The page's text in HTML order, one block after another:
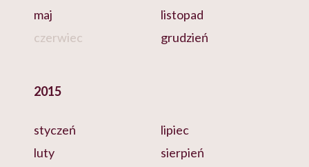
maj
czerwiec
listopad
grudzień
2015
styczeń
luty
lipiec
sierpień